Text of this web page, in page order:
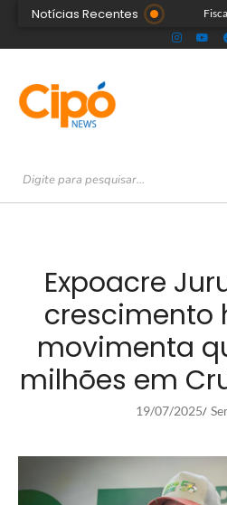
Notícias Recentes
Expoacre
crescimento
movimenta
milhões em
19/07/2025/